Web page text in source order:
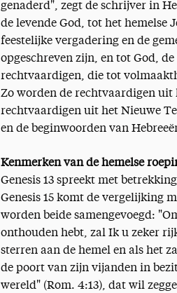
genaderd", zegt de schrijver in
de levende God, tot het hemelse
feestelijke vergadering en de
opgeschreven zijn, en tot God,
rechtvaardigen, die tot
Zo worden de rechtvaardigen uit
rechtvaardigen uit het Nieuwe
en de beginwoorden van
Kenmerken van de hemelse
Genesis 13 spreekt met
Genesis 15 komt de vergelijking
worden beide samengevoegd:
onthouden hebt, zal Ik u zeker
sterren aan de hemel en als het
de poort van zijn vijanden in
wereld" (Rom. 4:13), dat wil